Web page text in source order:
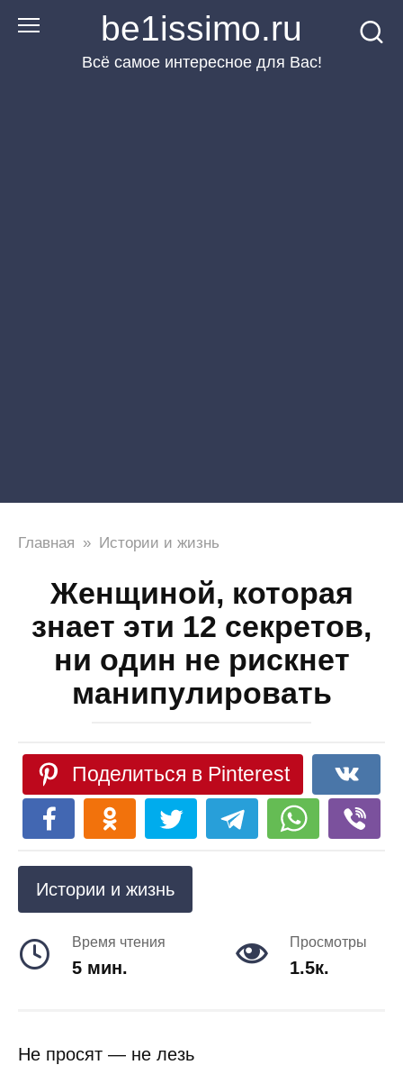
Перейти
be1issimo.ru
Всё самое интересное для Вас!
Главная » Истории и жизнь
Женщиной, которая
знает эти 12 секретов,
ни один не рискнет
манипулировать
Поделиться в Pinterest
Истории и жизнь
Время чтения
5 мин.
Просмотры
1.5к.
Не просят — не лезь